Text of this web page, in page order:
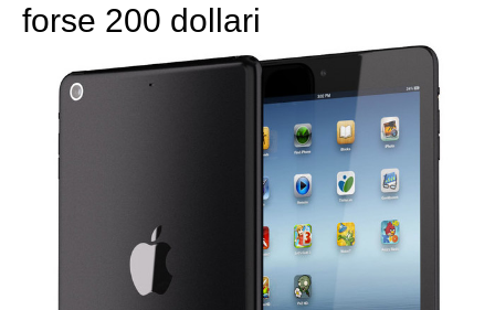
forse 200 dollari